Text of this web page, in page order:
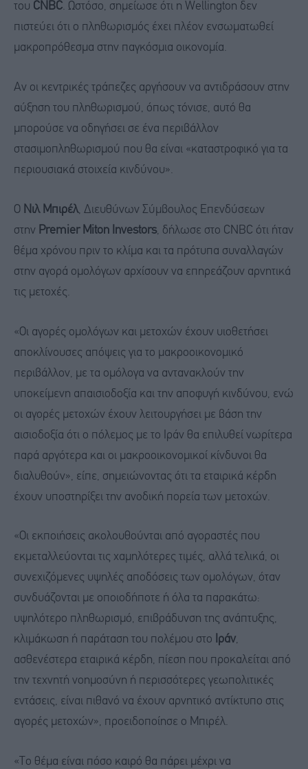
του CNBC. Ωστόσο, σημείωσε ότι η Wellington δεν
πιστεύει ότι ο πληθωρισμός έχει πλέον ενσωματωθεί
μακροπρόθεσμα στην παγκόσμια οικονομία.
Αν οι κεντρικές τράπεζες αργήσουν να αντιδράσουν στην
αύξηση του πληθωρισμού, όπως τόνισε, αυτό θα
μπορούσε να οδηγήσει σε ένα περιβάλλον
στασιμοπληθωρισμού που θα είναι «καταστροφικό για τα
περιουσιακά στοιχεία κινδύνου».
Ο Νιλ Μπιρέλ, Διευθύνων Σύμβουλος Επενδύσεων
στην Premier Miton Investors, δήλωσε στο CNBC ότι ήταν
θέμα χρόνου πριν το κλίμα και τα πρότυπα συναλλαγών
στην αγορά ομολόγων αρχίσουν να επηρεάζουν αρνητικά
τις μετοχές.
«Οι αγορές ομολόγων και μετοχών έχουν υιοθετήσει
αποκλίνουσες απόψεις για το μακροοικονομικό
περιβάλλον, με τα ομόλογα να αντανακλούν την
υποκείμενη απαισιοδοξία και την αποφυγή κινδύνου, ενώ
οι αγορές μετοχών έχουν λειτουργήσει με βάση την
αισιοδοξία ότι ο πόλεμος με το Ιράν θα επιλυθεί νωρίτερα
παρά αργότερα και οι μακροοικονομικοί κίνδυνοι θα
διαλυθούν», είπε, σημειώνοντας ότι τα εταιρικά κέρδη
έχουν υποστηρίξει την ανοδική πορεία των μετοχών.
«Οι εκποιήσεις ακολουθούνται από αγοραστές που
εκμεταλλεύονται τις χαμηλότερες τιμές, αλλά τελικά, οι
συνεχιζόμενες υψηλές αποδόσεις των ομολόγων, όταν
συνδυάζονται με οποιοδήποτε ή όλα τα παρακάτω:
υψηλότερο πληθωρισμό, επιβράδυνση της ανάπτυξης,
κλιμάκωση ή παράταση του πολέμου στο Ιράν,
ασθενέστερα εταιρικά κέρδη, πίεση που προκαλείται από
την τεχνητή νοημοσύνη ή περισσότερες γεωπολιτικές
εντάσεις, είναι πιθανό να έχουν αρνητικό αντίκτυπο στις
αγορές μετοχών», προειδοποίησε ο Μπιρέλ.
«Το θέμα είναι πόσο καιρό θα πάρει μέχρι να